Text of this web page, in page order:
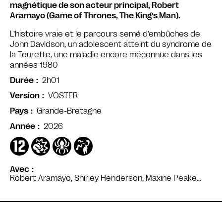
Avec
Robert Aramayo, Shirley Henderson, Maxine Peake…
magnétique de son acteur principal, Robert
Aramayo (Game of Thrones, The King’s Man).
L’histoire vraie et le parcours semé d’embûches de
John Davidson, un adolescent atteint du syndrome de
la Tourette, une maladie encore méconnue dans les
années 1980
Durée
2h01
Version
VOSTFR
Pays
Grande-Bretagne
Année
2026